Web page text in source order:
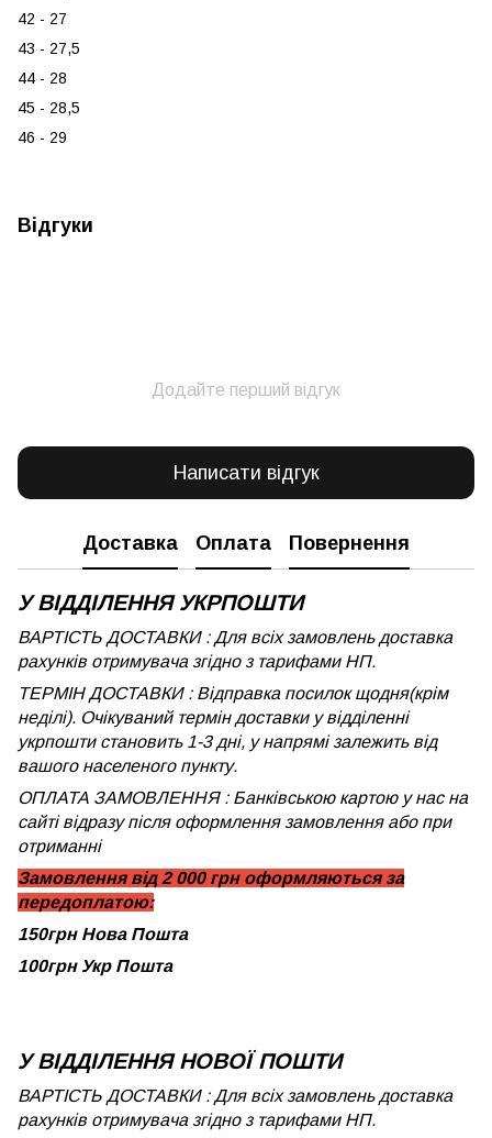
42 - 27
43 - 27,5
44 - 28
45 - 28,5
46 - 29
Відгуки
Додайте перший відгук
Написати відгук
Доставка Оплата Повернення
У ВІДДІЛЕННЯ УКРПОШТИ
ВАРТІСТЬ ДОСТАВКИ : Для всіх замовлень доставка
рахунків отримувача згідно з тарифами НП.
ТЕРМІН ДОСТАВКИ : Відправка посилок щодня(крім
неділі). Очікуваний термін доставки у відділенні
укрпошти становить 1-3 дні, у напрямі залежить від
вашого населеного пункту.
ОПЛАТА ЗАМОВЛЕННЯ : Банківською картою у нас на
сайті відразу після оформлення замовлення або при
отриманні
Замовлення від 2 000 грн оформляються за
передоплатою:
150грн Нова Пошта
100грн Укр Пошта
У ВІДДІЛЕННЯ НОВОЇ ПОШТИ
ВАРТІСТЬ ДОСТАВКИ : Для всіх замовлень доставка
рахунків отримувача згідно з тарифами НП.